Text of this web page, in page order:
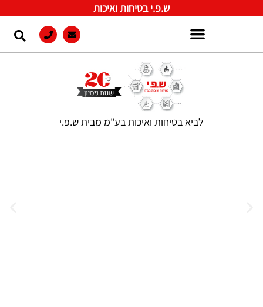
ש.פ.י בטיחות ואיכות
לביא בטיחות ואיכות בע"מ מבית ש.פ.י